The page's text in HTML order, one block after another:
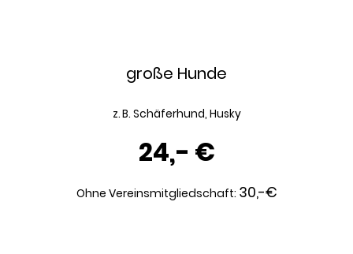
große Hunde
z. B. Schäferhund, Husky
24,- €
Ohne Vereinsmitgliedschaft: 30,-€